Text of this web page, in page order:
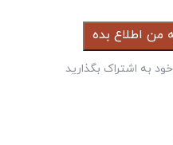
من اطلاع بده
به اشتراک بگذارید